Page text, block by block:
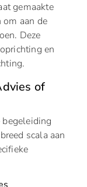
gemaakte
aan de
Deze
en
of
scala aan